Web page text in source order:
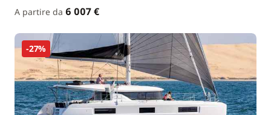
A partire da 6 007 €
-27%